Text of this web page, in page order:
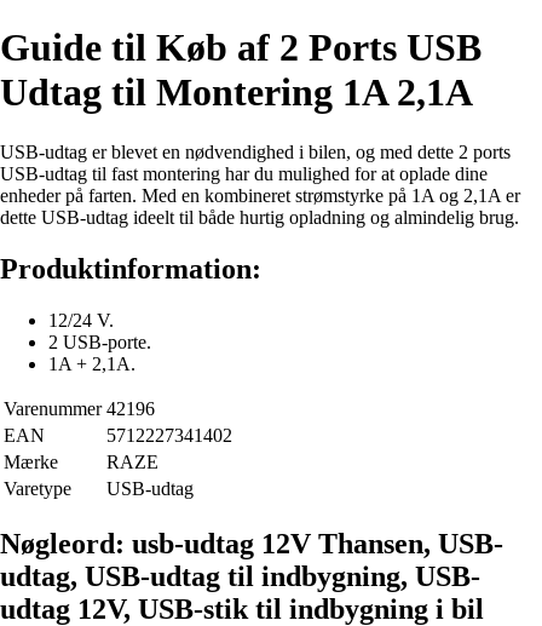
Guide til Køb af 2 Ports USB
Udtag til Montering 1A 2,1A
USB-udtag er blevet en nødvendighed i bilen, og med dette 2 ports
USB-udtag til fast montering har du mulighed for at oplade dine
enheder på farten. Med en kombineret strømstyrke på 1A og 2,1A er
dette USB-udtag ideelt til både hurtig opladning og almindelig brug.
Produktinformation:
12/24 V.
2 USB-porte.
1A + 2,1A.
Varenummer 42196
EAN
5712227341402
Mærke
RAZE
Varetype
USB-udtag
Nøgleord: usb-udtag 12V Thansen, USB-
udtag, USB-udtag til indbygning, USB-
udtag 12V, USB-stik til indbygning i bil